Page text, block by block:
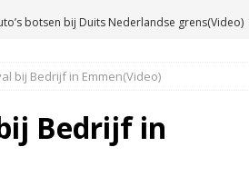
botsen bij Duits Nederlandse grens(Video)
en wagen met stro in de brand in
brand in Wijster(Video)
bij Bedrijf in Emmen(Video)
Bedrijf in